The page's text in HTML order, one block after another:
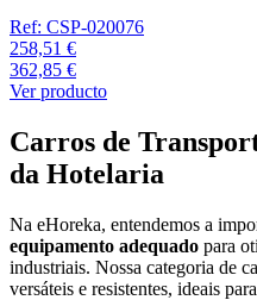
Ref: CSP-020076
258,51 €
362,85 €
Ver producto
Carros de
da Hotelaria
Na eHoreka, entendemos a
equipamento adequado para
industriais. Nossa categoria de
versáteis e resistentes, ideais